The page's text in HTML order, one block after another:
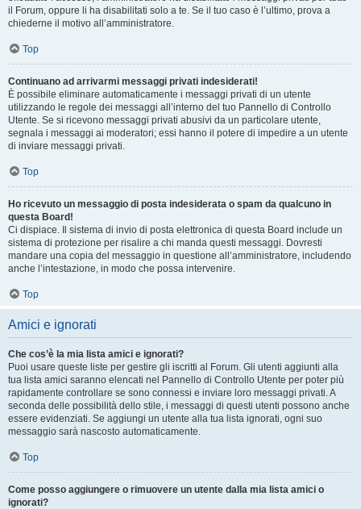
il Forum, oppure li ha disabilitati solo a te. Se il tuo caso è l’ultimo, prova a
chiederne il motivo all’amministratore.
Top
Continuano ad arrivarmi messaggi privati indesiderati!
È possibile eliminare automaticamente i messaggi privati ​​di un utente
utilizzando le regole dei messaggi all’interno del tuo Pannello di Controllo
Utente. Se si ricevono messaggi privati ​​abusivi da un particolare utente,
segnala i messaggi ai moderatori; essi hanno il potere di impedire a un utente
di inviare messaggi privati​​.
Top
Ho ricevuto un messaggio di posta indesiderata o spam da qualcuno in
questa Board!
Ci dispiace. Il sistema di invio di posta elettronica di questa Board include un
sistema di protezione per risalire a chi manda questi messaggi. Dovresti
mandare una copia del messaggio in questione all’amministratore, includendo
anche l’intestazione, in modo che possa intervenire.
Top
Amici e ignorati
Che cos’è la mia lista amici e ignorati?
Puoi usare queste liste per gestire gli iscritti al Forum. Gli utenti aggiunti alla
tua lista amici saranno elencati nel Pannello di Controllo Utente per poter più
rapidamente controllare se sono connessi e inviare loro messaggi privati. A
seconda delle possibilità dello stile, i messaggi di questi utenti possono anche
essere evidenziati. Se aggiungi un utente alla tua lista ignorati, ogni suo
messaggio sarà nascosto automaticamente.
Top
Come posso aggiungere o rimuovere un utente dalla mia lista amici o
ignorati?